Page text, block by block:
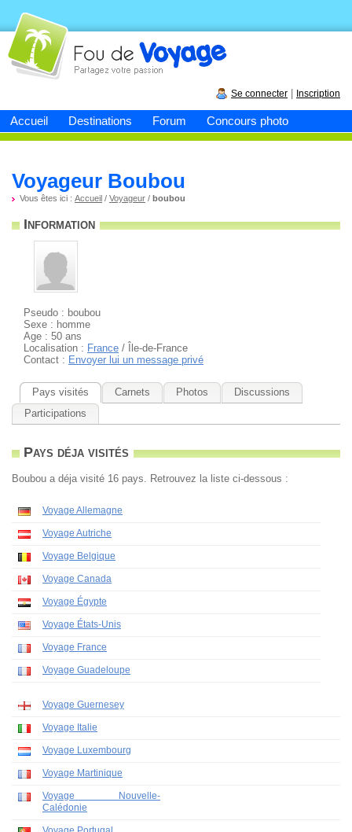
Accueil Destinations Forum Concours photo
Fou devoyage
Se connecter Inscription
Voyageur Boubou
Vous êtes ici : Accueil / Voyageur / boubou
Information
Pseudo : boubou
Sexe : homme
Age : 50 ans
Localisation : France / Île-de-France
Contact : Envoyer lui un message privé
Pays visités Carnets Photos
Discussions
Participations
Pays déja visités
Boubou a déja visité 16 pays. Retrouvez la liste ci-dessous :
Voyage Allemagne
Voyage Autriche
Voyage Belgique
Voyage Canada
Voyage Égypte
Voyage États-Unis
Voyage France
Voyage Guadeloupe
Voyage Guernesey
Voyage Italie
Voyage Luxembourg
Voyage Martinique
Voyage Nouvelle-
Calédonie